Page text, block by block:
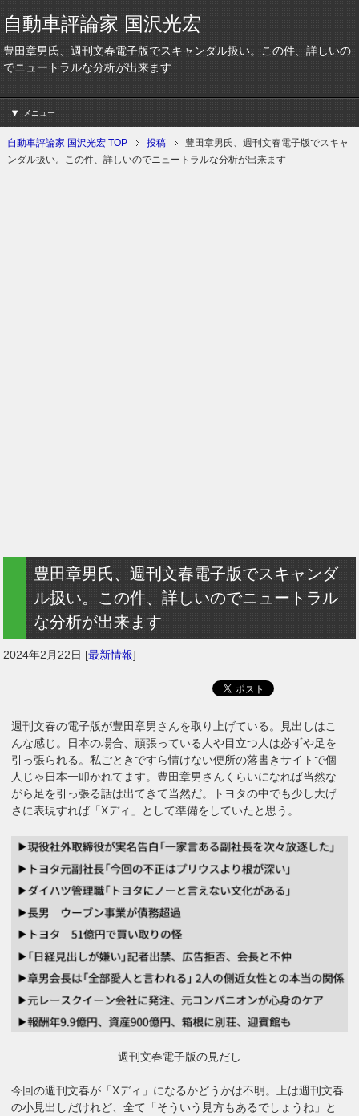
自動車評論家 国沢光宏
豊田章男氏、週刊文春電子版でスキャンダル扱い。この件、詳しいの
でニュートラルな分析が出来ます
メニュー
自動車評論家 国沢光宏 TOP 投稿
豊田章男氏、週刊文春電子版でスキャ
ンダル扱い。この件、詳しいのでニュートラルな分析が出来ます
豊田章男氏、週刊文春電子版でスキャンダ
ル扱い。この件、詳しいのでニュートラル
な分析が出来ます
2024年2月22日 [最新情報]
週刊文春の電子版が豊田章男さんを取り上げている。見出しはこ
んな感じ。日本の場合、頑張っている人や目立つ人は必ずや足を
引っ張られる。私ごときですら情けない便所の落書きサイトで個
人じゃ日本一叩かれてます。豊田章男さんくらいになれば当然な
がら足を引っ張る話は出てきて当然だ。トヨタの中でも少し大げ
さに表現すれば「Xディ」として準備をしていたと思う。
週刊文春電子版の見だし
今回の週刊文春が「Xディ」になるかどうかは不明。上は週刊文春
の小見出しだけれど、全て「そういう見方もあるでしょうね」と